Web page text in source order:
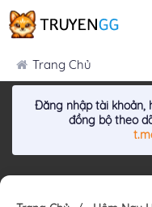
Trang Chủ
Đăng nhập tài khoản,
đồng bộ theo